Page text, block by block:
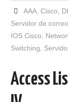
AAA, Cisco
Servidor de
IOS Cisco
Switching
Access